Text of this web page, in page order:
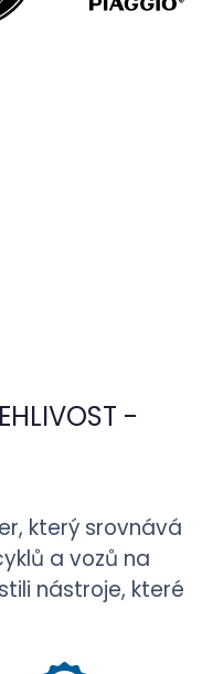
-
který srovnává
a vozů na
nástroje, které